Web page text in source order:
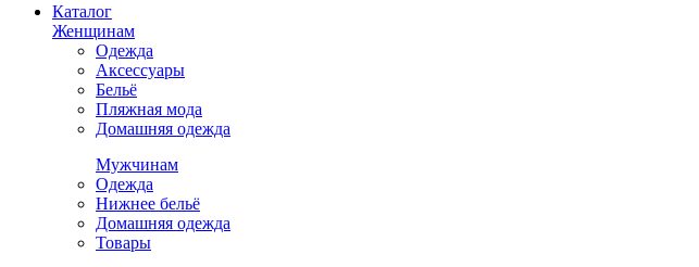
Каталог
Женщинам
Одежда
Аксессуары
Бельё
Пляжная мода
Домашняя одежда
Мужчинам
Одежда
Нижнее бельё
Домашняя одежда
Товары